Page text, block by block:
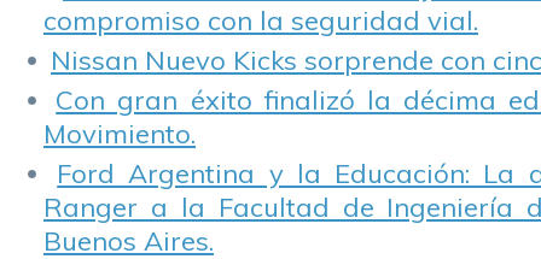
compromiso con la seguridad vial.
Nissan Nuevo Kicks sorprende con
Con gran éxito finalizó la décima
Movimiento.
Ford Argentina y la Educación: La
Ranger a la Facultad de Ingeniería
Buenos Aires.